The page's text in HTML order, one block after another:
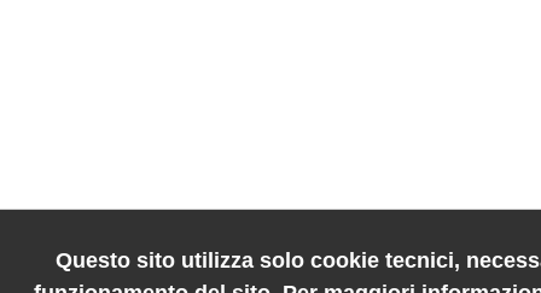
Questo sito utilizza solo cookie tecnici,